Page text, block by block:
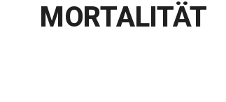
MORTALITÄT